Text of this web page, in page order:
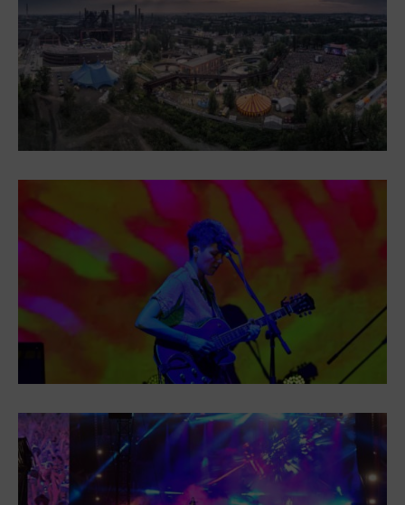
Zakwaterowanie
Hotel VP1
Koncerty w U6.
Przyjęcie urodzinowe
Obozy
Tematyczne karty podarunkowe
Loty widokowe helikopterem
Wypożyczanie rowerów elektrycznych